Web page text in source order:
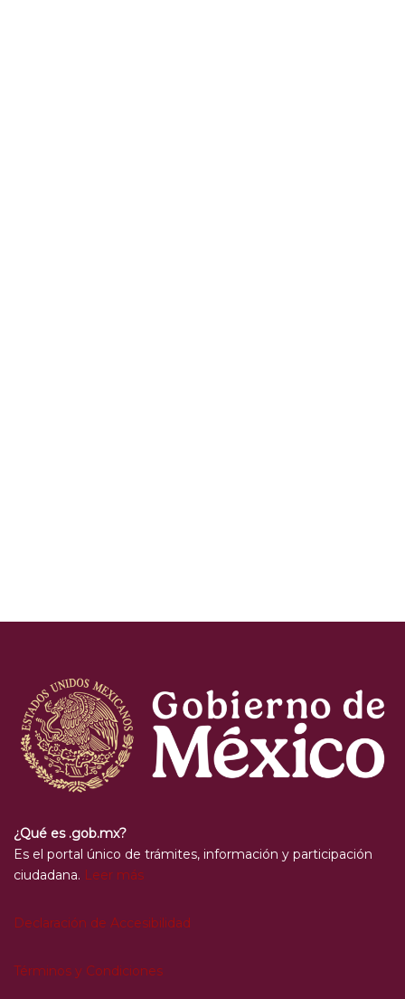
¿Qué es .gob.mx?
Es el portal único de trámites, información y participación
ciudadana. Leer más
Declaración de Accesibilidad
Términos y Condiciones